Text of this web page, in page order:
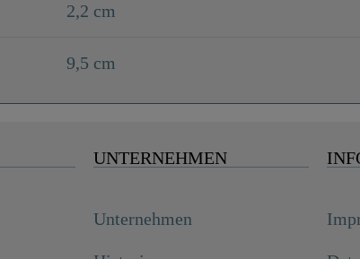
2,2 cm
9,5 cm
UNTERNEHMEN
Unternehmen